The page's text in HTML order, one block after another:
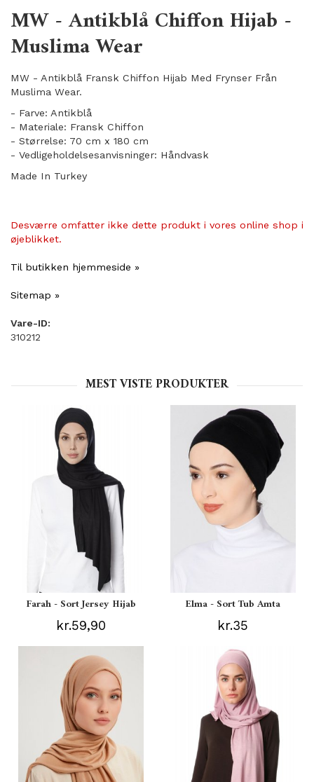
MW - Antikblå Chiffon Hijab -
Muslima Wear
MW - Antikblå Fransk Chiffon Hijab Med Frynser Från
Muslima Wear.
- Farve: Antikblå
- Materiale: Fransk Chiffon
- Størrelse: 70 cm x 180 cm
- Vedligeholdelsesanvisninger: Håndvask
Made In Turkey
Desværre omfatter ikke dette produkt i vores online shop i
øjeblikket.
Til butikken hjemmeside »
Sitemap »
Vare-ID:
310212
MEST VISTE PRODUKTER
Farah - Sort Jersey Hijab
kr.59,90
Elma - Sort Tub Amta
kr.35